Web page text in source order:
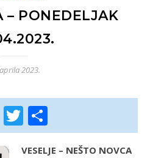
– PONEDELJAK
2023.
Facebook
Twitter
VESELJE – NEŠTO NOVCA